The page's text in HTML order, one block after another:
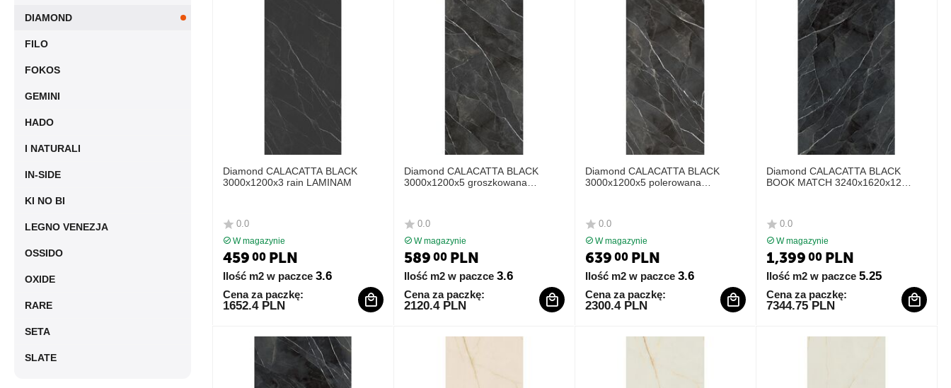
Diamond CALACATTA BLACK
3000x1200x3 rain LAMINAM
0.0
W magazynie
459 00 PLN
Ilość m2 w paczce 3.6
Cena za paczkę:
1652.4 PLN
Diamond CALACATTA BLACK
3000x1200x5 groszkowana
0.0
W magazynie
589 00 PLN
Ilość m2 w paczce 3.6
Cena za paczkę:
2120.4 PLN
Diamond CALACATTA BLACK
3000x1200x5 polerowana
0.0
W magazynie
639 00 PLN
Ilość m2 w paczce 3.6
Cena za paczkę:
2300.4 PLN
Diamond CALACATTA BLACK
BOOK MATCH 3240x1620x12
0.0
W magazynie
1,399 00 PLN
Ilość m2 w paczce 5.25
Cena za paczkę:
7344.75 PLN
DIAMOND
FILO
FOKOS
GEMINI
HADO
I NATURALI
IN-SIDE
KI NO BI
LEGNO VENEZJA
OSSIDO
OXIDE
RARE
SETA
SLATE